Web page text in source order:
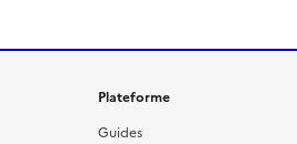
Plateforme
Guides